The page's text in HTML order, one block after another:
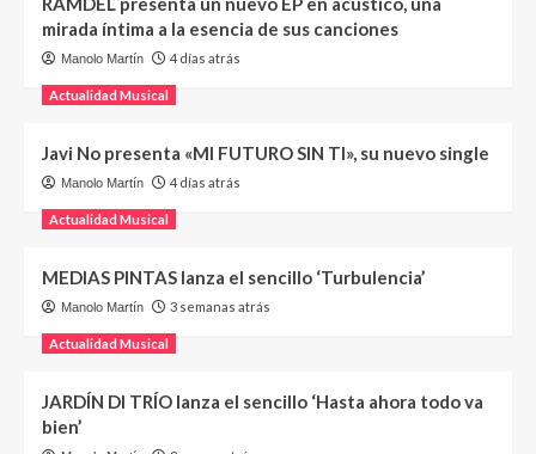
mirada íntima a la esencia de sus canciones
Manolo Martín 4 días atrás
Actualidad Musical
Javi No presenta «MI FUTURO SIN TI», su nuevo single
Manolo Martín 4 días atrás
Actualidad Musical
MEDIAS PINTAS lanza el sencillo ‘Turbulencia’
Manolo Martín 3 semanas atrás
Actualidad Musical
JARDÍN DI TRÍO lanza el sencillo ‘Hasta ahora todo va
bien’